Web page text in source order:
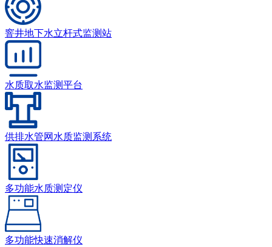
窨井地下水立杆式监测站
水质取水监测平台
供排水管网水质监测系统
多功能水质测定仪
多功能快速消解仪